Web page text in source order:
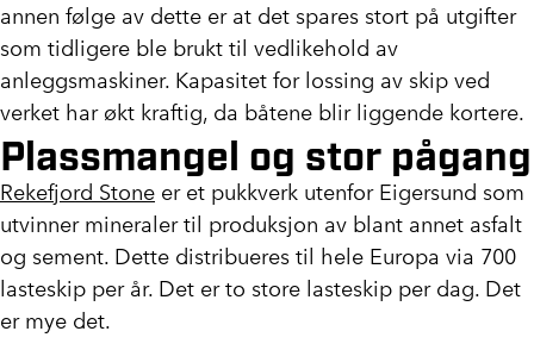
annen følge av dette er at det spares stort på utgifter
som tidligere ble brukt til vedlikehold av
anleggsmaskiner. Kapasitet for lossing av skip ved
verket har økt kraftig, da båtene blir liggende kortere.
Plassmangel og stor pågang
Rekefjord Stone er et pukkverk utenfor Eigersund som
utvinner mineraler til produksjon av blant annet asfalt
og sement. Dette distribueres til hele Europa via 700
lasteskip per år. Det er to store lasteskip per dag. Det
er mye det.